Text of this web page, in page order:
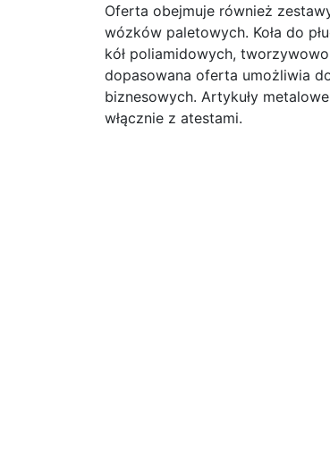
Oferta obejmuje również
wózków paletowych. Koła do
kół poliamidowych,
dopasowana oferta umożliwia
biznesowych. Artykuły
włącznie z atestami.